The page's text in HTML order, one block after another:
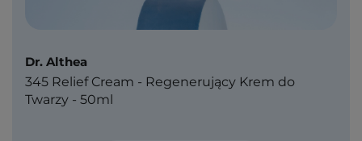
Dr. Althea
345 Relief Cream - Regenerujący Krem do
Twarzy - 50ml